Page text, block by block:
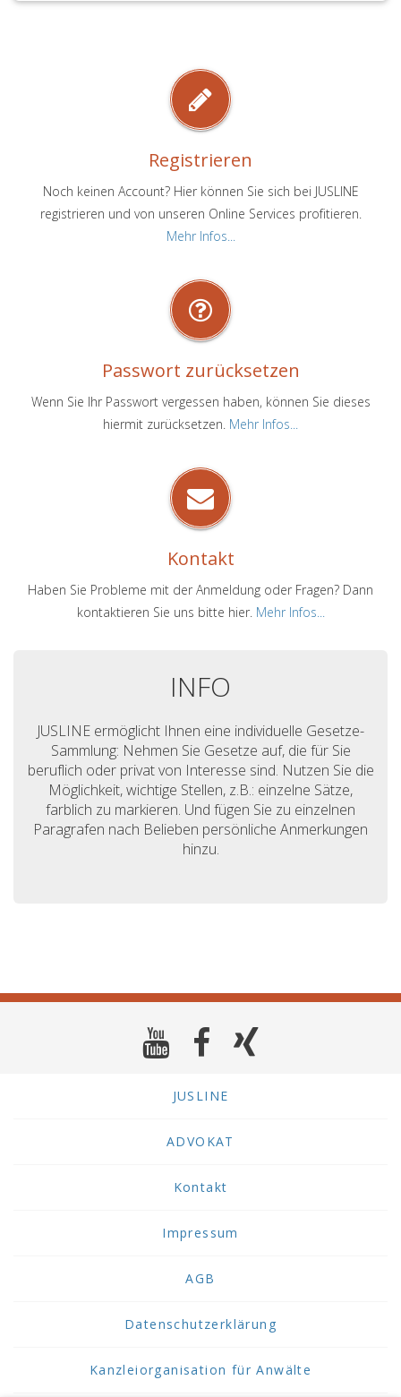
Registrieren
Noch keinen Account? Hier können Sie sich bei JUSLINE
registrieren und von unseren Online Services profitieren.
Mehr Infos...
Passwort zurücksetzen
Wenn Sie Ihr Passwort vergessen haben, können Sie dieses
hiermit zurücksetzen. Mehr Infos...
Kontakt
Haben Sie Probleme mit der Anmeldung oder Fragen? Dann
kontaktieren Sie uns bitte hier. Mehr Infos...
INFO
JUSLINE ermöglicht Ihnen eine individuelle Gesetze-
Sammlung: Nehmen Sie Gesetze auf, die für Sie
beruflich oder privat von Interesse sind. Nutzen Sie die
Möglichkeit, wichtige Stellen, z.B.: einzelne Sätze,
farblich zu markieren. Und fügen Sie zu einzelnen
Paragrafen nach Belieben persönliche Anmerkungen
hinzu.
JUSLINE
ADVOKAT
Kontakt
Impressum
AGB
Datenschutzerklärung
Kanzleiorganisation für Anwälte